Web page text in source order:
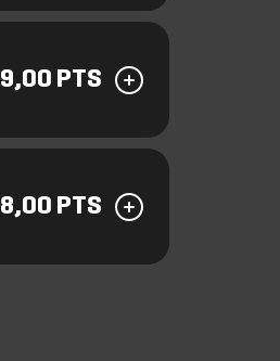
9,00 PTS
8,00 PTS